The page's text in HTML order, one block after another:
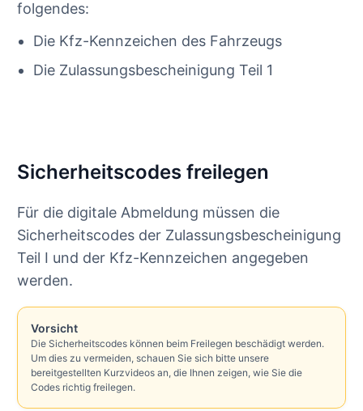
folgendes:
Die Kfz-Kennzeichen des Fahrzeugs
Die Zulassungsbescheinigung Teil 1
Sicherheitscodes freilegen
Für die digitale Abmeldung müssen die
Sicherheitscodes der Zulassungsbescheinigung
Teil I und der Kfz-Kennzeichen angegeben
werden.
Vorsicht
Die Sicherheitscodes können beim Freilegen beschädigt werden.
Um dies zu vermeiden, schauen Sie sich bitte unsere
bereitgestellten Kurzvideos an, die Ihnen zeigen, wie Sie die
Codes richtig freilegen.